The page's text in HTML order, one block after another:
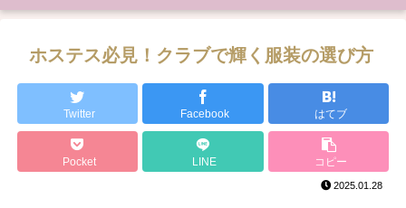
ホステス必見！クラブで輝く服装の選び方
Twitter Facebook はてブ
Pocket LINE コピー
2025.01.28